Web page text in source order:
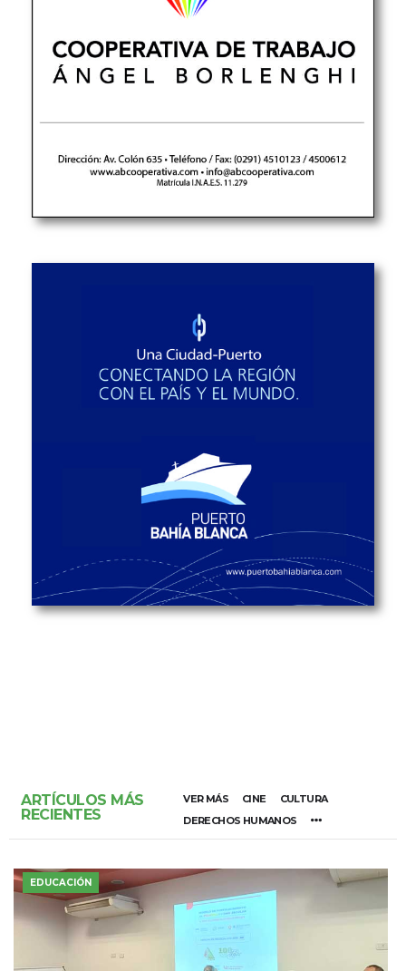
ARTÍCULOS MÁS
RECIENTES
VER MÁS CINE
CULTURA
DERECHOS HUMANOS
EDUCACIÓN